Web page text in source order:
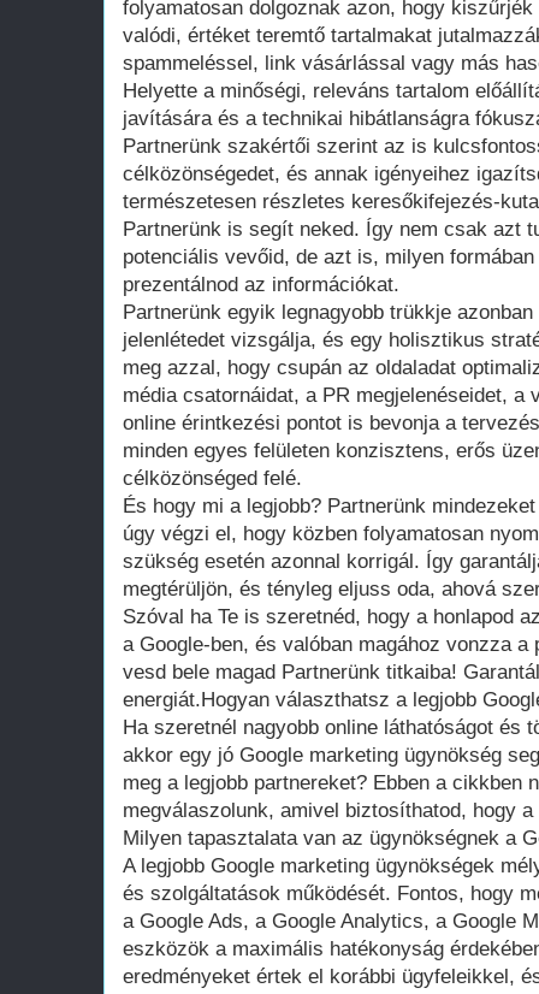
folyamatosan dolgoznak azon, hogy
valódi, értéket teremtő tartalmakat
spammeléssel, link vásárlással vagy más
Helyette a minőségi, releváns tartalom
javítására és a technikai hibátlanságra
Partnerünk szakértői szerint az is
célközönségedet, és annak igényeihez
természetesen részletes keresőkifejezés-
Partnerünk is segít neked. Így nem csak azt
potenciális vevőid, de azt is, milyen
prezentálnod az információkat.
Partnerünk egyik legnagyobb trükkje
jelenlétedet vizsgálja, és egy holisztikus
meg azzal, hogy csupán az oldaladat
média csatornáidat, a PR megjelenéseidet, a
online érintkezési pontot is bevonja a
minden egyes felületen konzisztens, erős
célközönséged felé.
És hogy mi a legjobb? Partnerünk
úgy végzi el, hogy közben folyamatosan
szükség esetén azonnal korrigál. Így
megtérüljön, és tényleg eljuss oda, ahová
Szóval ha Te is szeretnéd, hogy a honlapod
a Google-ben, és valóban magához vonzza
vesd bele magad Partnerünk titkaiba!
energiát.Hogyan választhatsz a legjobb
Ha szeretnél nagyobb online láthatóságot és
akkor egy jó Google marketing ügynökség
meg a legjobb partnereket? Ebben a cikkben
megválaszolunk, amivel biztosíthatod, hogy
Milyen tapasztalata van az ügynökségnek a
A legjobb Google marketing ügynökségek
és szolgáltatások működését. Fontos, hogy
a Google Ads, a Google Analytics, a Google
eszközök a maximális hatékonyság
eredményeket értek el korábbi ügyfeleikkel,